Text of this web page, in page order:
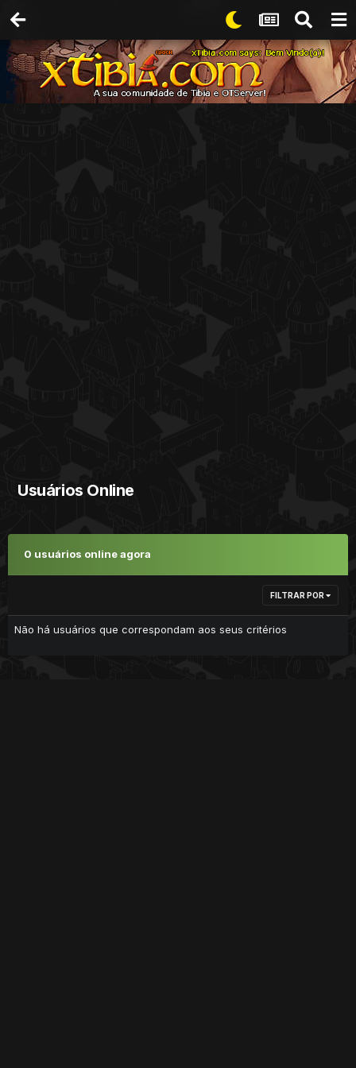
Usuários Online
0 usuários online agora
FILTRAR POR
Não há usuários que correspondam aos seus critérios